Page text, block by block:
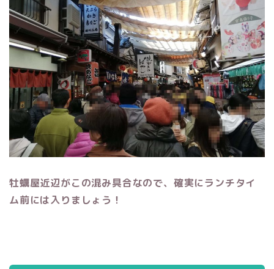
牡蠣屋近辺がこの混み具合なので、確実にランチタイ
ム前には入りましょう！